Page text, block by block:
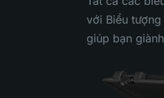
với Biểu
giúp bạn